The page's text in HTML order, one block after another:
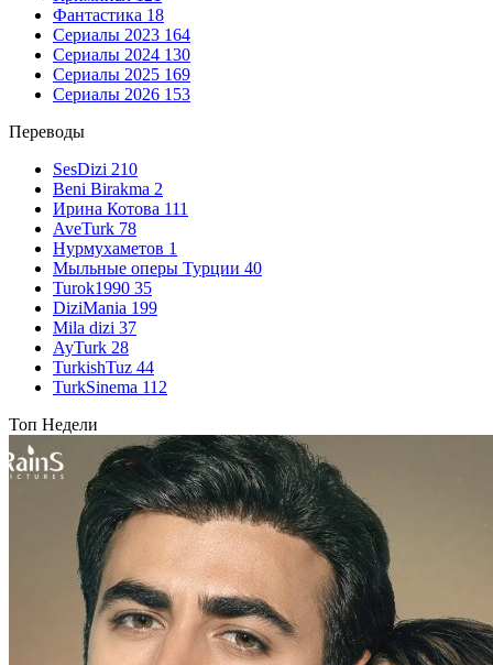
Фантастика 18
Сериалы 2023 164
Сериалы 2024 130
Сериалы 2025 169
Сериалы 2026 153
Переводы
SesDizi 210
Beni Birakma 2
Ирина Котова 111
AveTurk 78
Нурмухаметов 1
Мыльные оперы Турции 40
Turok1990 35
DiziMania 199
Mila dizi 37
AyTurk 28
TurkishTuz 44
TurkSinema 112
Топ Недели